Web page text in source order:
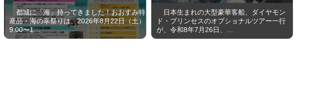
都城に「海」持ってきました！おおすみ特
産品・海の幸祭りは、2026年8月22日（土）
9:00〜1…
日本生まれの大型豪華客船、ダイヤモン
ド・プリンセスのオプショナルツアー一行
が、令和8年7月26日、…